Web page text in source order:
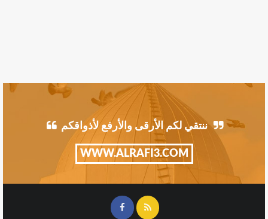
ننتقي لكم الأرقى والأرفع لأذواقكم
WWW.ALRAFI3.COM